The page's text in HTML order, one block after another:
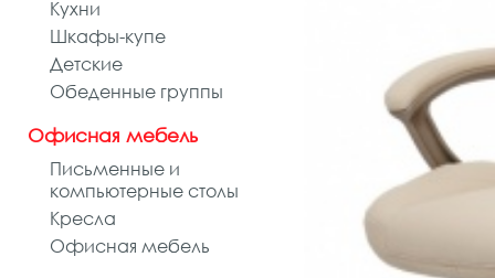
Кухни
Шкафы-купе
Детские
Обеденные группы
Офисная мебель
Письменные и
компьютерные столы
Кресла
Офисная мебель